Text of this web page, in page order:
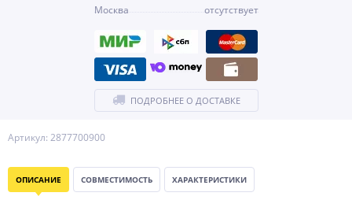
Артикул: 2877700900
Москва
отсутствует
ПОДРОБНЕЕ О ДОСТАВКЕ
ОПИСАНИЕ СОВМЕСТИМОСТЬ ХАРАКТЕРИСТИКИ